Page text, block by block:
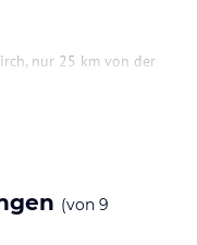
nur 25 km von der
Casino Bregenz, dem
ist.
(von 9